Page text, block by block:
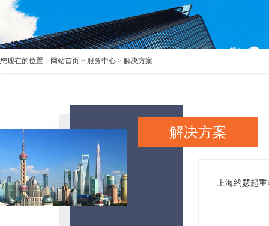
您现在的位置： 网站首页 > 服务中心 > 解决方案
解决方案
上海约瑟起